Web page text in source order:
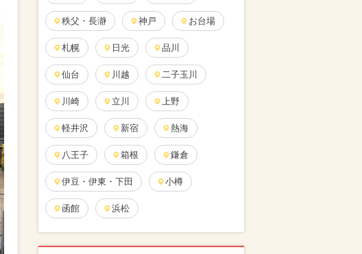
秩父・長瀞 神戸 お台場
札幌 日光 品川
仙台 川越 二子玉川
川崎 立川 上野
軽井沢 新宿 熱海
八王子 箱根 鎌倉
伊豆・伊東・下田 小樽
函館 浜松